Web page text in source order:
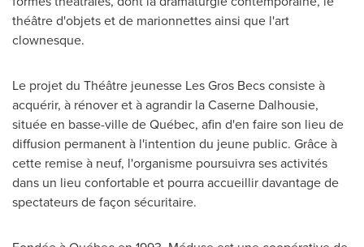
théâtre d'objets et de marionnettes ainsi que l'art
clownesque.
Le projet du Théâtre jeunesse Les Gros Becs consiste à
acquérir, à rénover et à agrandir la Caserne Dalhousie,
située en basse-ville de Québec, afin d'en faire son lieu de
diffusion permanent à l'intention du jeune public. Grâce à
cette remise à neuf, l'organisme poursuivra ses activités
dans un lieu confortable et pourra accueillir davantage de
spectateurs de façon sécuritaire.